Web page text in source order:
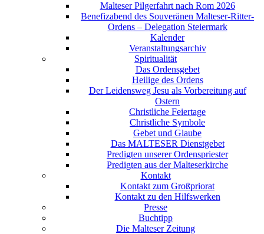
Malteser Pilgerfahrt nach Rom 2026
Benefizabend des Souveränen Malteser-Ritter-
Ordens – Delegation Steiermark
Kalender
Veranstaltungsarchiv
Spiritualität
Das Ordensgebet
Heilige des Ordens
Der Leidensweg Jesu als Vorbereitung auf
Ostern
Christliche Feiertage
Christliche Symbole
Gebet und Glaube
Das MALTESER Dienstgebet
Predigten unserer Ordenspriester
Predigten aus der Malteserkirche
Kontakt
Kontakt zum Großpriorat
Kontakt zu den Hilfswerken
Presse
Buchtipp
Die Malteser Zeitung